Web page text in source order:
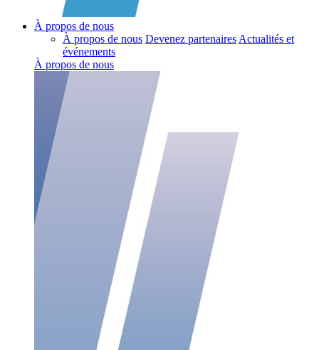
À propos de nous
À propos de nous Devenez partenaires Actualités et
événements
À propos de nous